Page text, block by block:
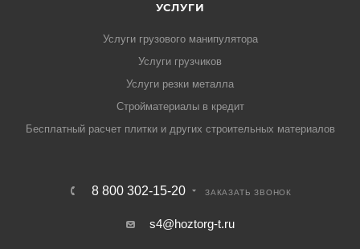
УСЛУГИ
Услуги грузового манипулятора
Услуги грузчиков
Услуги резки металла
Стройматериалы в кредит
Бесплатный расчет плитки и других строительных материалов
8 800 302-15-20 ЗАКАЗАТЬ ЗВОНОК
s4@hoztorg-t.ru